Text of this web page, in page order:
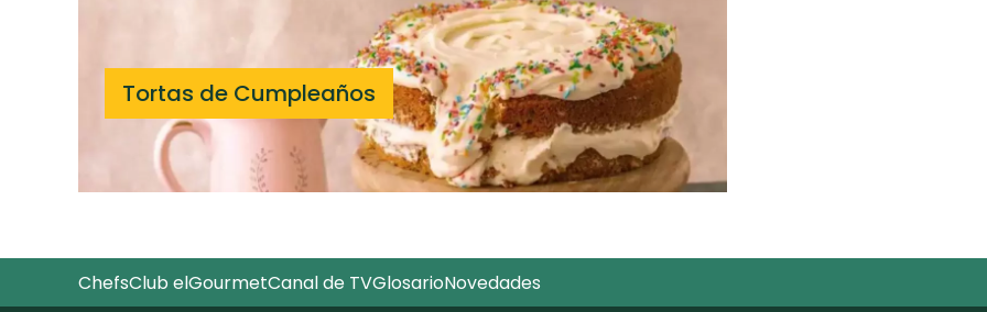
Tortas de Cumpleaños
ChefsClub elGourmetCanal de TVGlosarioNovedades